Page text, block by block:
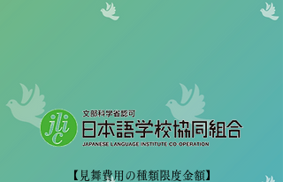
【見舞費用の種類限度金額】